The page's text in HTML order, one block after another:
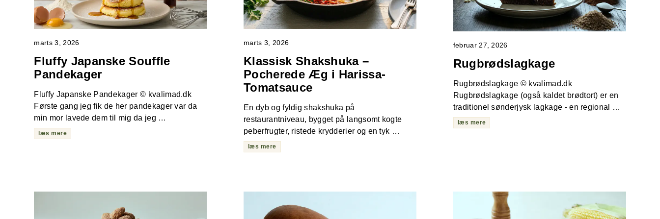
marts 3, 2026
Fluffy Japanske Souffle
Pandekager
Fluffy Japanske Pandekager © kvalimad.dk
Første gang jeg fik de her pandekager var da
min mor lavede dem til mig da jeg …
læs mere
marts 3, 2026
Klassisk Shakshuka –
Pocherede Æg i Harissa-
Tomatsauce
En dyb og fyldig shakshuka på
restaurantniveau, bygget på langsomt kogte
peberfrugter, ristede krydderier og en tyk …
læs mere
februar 27, 2026
Rugbrødslagkage
Rugbrødslagkage © kvalimad.dk
Rugbrødslagkage (også kaldet brødtort) er en
traditionel sønderjysk lagkage - en regional …
læs mere